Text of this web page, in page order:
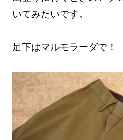
いてみたいです。
足下はマルモラーダで！